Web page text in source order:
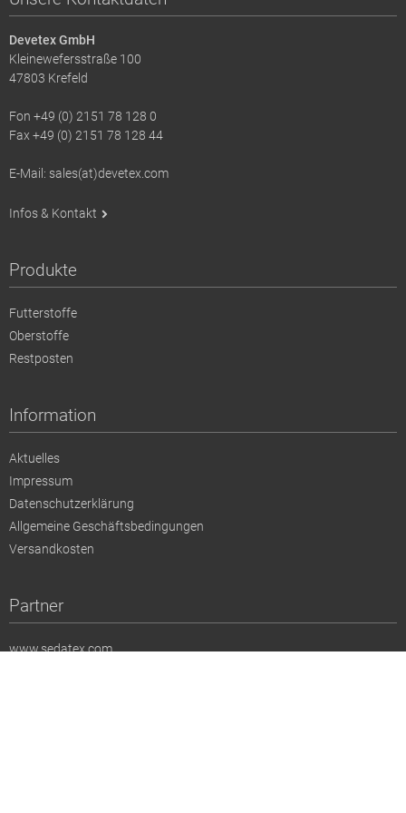
Devetex GmbH
Kleinewefersstraße 100
47803 Krefeld
Fon +49 (0) 2151 78 128 0
Fax +49 (0) 2151 78 128 44
E-Mail: sales(at)devetex.com
Infos & Kontakt
Produkte
Futterstoffe
Oberstoffe
Restposten
Information
Aktuelles
Impressum
Datenschutzerklärung
Allgemeine Geschäftsbedingungen
Versandkosten
Partner
www.sedatex.com